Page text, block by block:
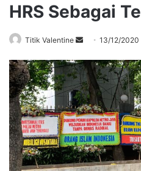
HRS Sebagai
Titik Valentine
Send
email
13/12/2020